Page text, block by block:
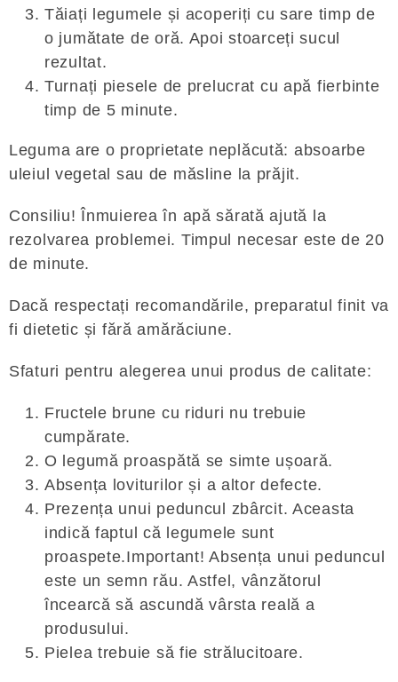
Tăiați legumele și acoperiți cu sare timp de
o jumătate de oră. Apoi stoarceți sucul
rezultat.
Turnați piesele de prelucrat cu apă fierbinte
timp de 5 minute.
Leguma are o proprietate neplăcută: absoarbe
uleiul vegetal sau de măsline la prăjit.
Consiliu! Înmuierea în apă sărată ajută la
rezolvarea problemei. Timpul necesar este de 20
de minute.
Dacă respectați recomandările, preparatul finit va
fi dietetic și fără amărăciune.
Sfaturi pentru alegerea unui produs de calitate:
Fructele brune cu riduri nu trebuie
cumpărate.
O legumă proaspătă se simte ușoară.
Absența loviturilor și a altor defecte.
Prezența unui peduncul zbârcit. Aceasta
indică faptul că legumele sunt
proaspete.Important! Absența unui peduncul
este un semn rău. Astfel, vânzătorul
încearcă să ascundă vârsta reală a
produsului.
Pielea trebuie să fie strălucitoare.